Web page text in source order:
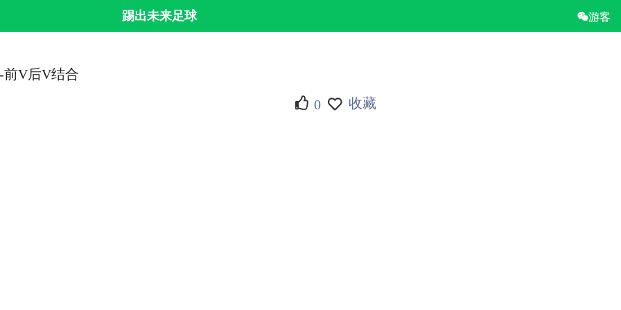
踢出未来足球 游客
前V后V结合
0 收藏